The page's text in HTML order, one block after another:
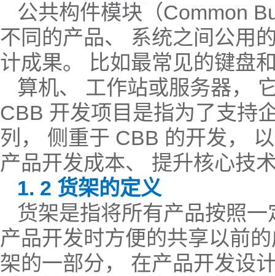
公共构件模块（Common
不同的产品、 系统之间公用
计成果。 比如最常见的键盘
算机、 工作站或服务器，
CBB 开发项目是指为了支持
列， 侧重于 CBB 的开发，
产品开发成本、 提升核心技
1. 2 货架的定义
货架是指将所有产品按照
产品开发时方便的共享以前
架的一部分， 在产品开发设